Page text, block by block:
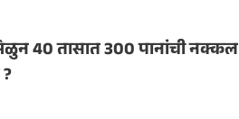
40 तासात 300 पानांची नक्कल